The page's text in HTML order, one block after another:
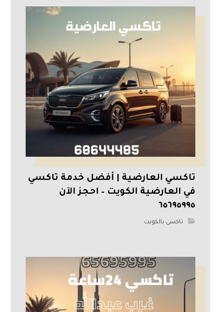
تاكسي العارضية | أفضل خدمة تاكسي
في العارضية الكويت – احجز الآن
٦٥٦٩٥٩٩٥
تاكسى بالكويت